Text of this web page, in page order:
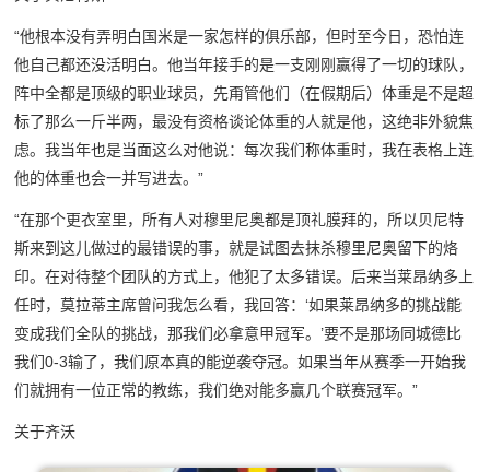
“他根本没有弄明白国米是一家怎样的俱乐部，但时至今日，恐怕连
他自己都还没活明白。他当年接手的是一支刚刚赢得了一切的球队，
阵中全都是顶级的职业球员，先甭管他们（在假期后）体重是不是超
标了那么一斤半两，最没有资格谈论体重的人就是他，这绝非外貌焦
虑。我当年也是当面这么对他说：每次我们称体重时，我在表格上连
他的体重也会一并写进去。”
“在那个更衣室里，所有人对穆里尼奥都是顶礼膜拜的，所以贝尼特
斯来到这儿做过的最错误的事，就是试图去抹杀穆里尼奥留下的烙
印。在对待整个团队的方式上，他犯了太多错误。后来当莱昂纳多上
任时，莫拉蒂主席曾问我怎么看，我回答：‘如果莱昂纳多的挑战能
变成我们全队的挑战，那我们必拿意甲冠军。’要不是那场同城德比
我们0-3输了，我们原本真的能逆袭夺冠。如果当年从赛季一开始我
们就拥有一位正常的教练，我们绝对能多赢几个联赛冠军。”
关于齐沃